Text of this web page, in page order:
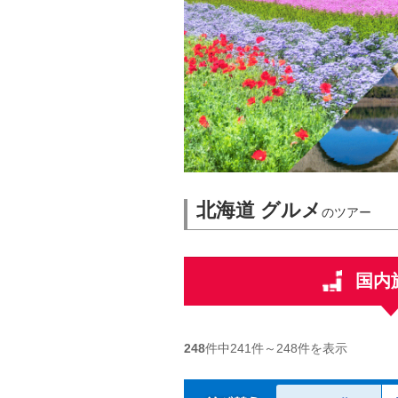
北海道 グルメ のツアー
国内
248件中241件～ 248件を表示